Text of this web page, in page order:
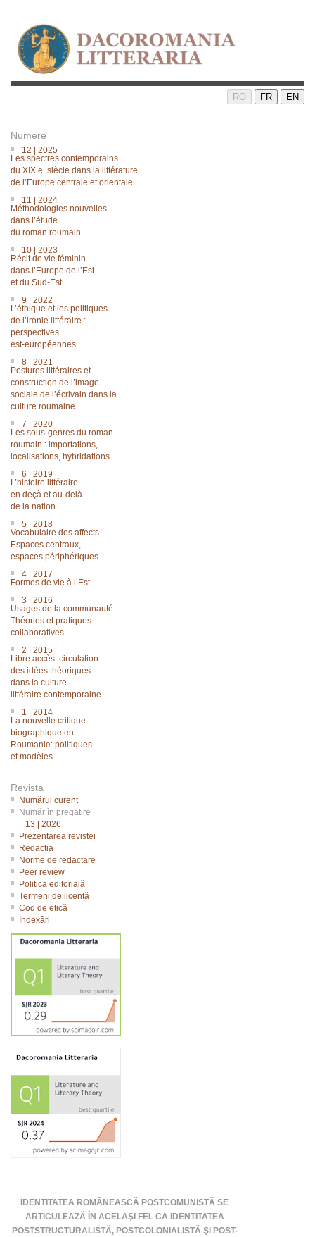
RO FR EN
Numere
12 | 2025
Les spectres contemporains
du XIX e siècle dans la littérature
de lʼEurope centrale et orientale
11 | 2024
Méthodologies nouvelles
dans lʼétude
du roman roumain
10 | 2023
Récit de vie féminin
dans l’Europe de l’Est
et du Sud-Est
9 | 2022
L’éthique et les politiques
de l’ironie littéraire :
perspectives
est-européennes
8 | 2021
Postures littéraires et
construction de l’image
sociale de l’écrivain dans la
culture roumaine
7 | 2020
Les sous-genres du roman
roumain : importations,
localisations, hybridations
6 | 2019
L’histoire littéraire
en deçà et au-delà
de la nation
5 | 2018
Vocabulaire des affects.
Espaces centraux,
espaces périphériques
4 | 2017
Formes de vie à l’Est
3 | 2016
Usages de la communauté.
Théories et pratiques
collaboratives
2 | 2015
Libre accès: circulation
des idées théoriques
dans la culture
littéraire contemporaine
1 | 2014
La nouvelle critique
biographique en
Roumanie: politiques
et modèles
Revista
Numărul curent
Număr în pregătire
13 | 2026
Prezentarea revistei
Redacția
Norme de redactare
Peer review
Politica editorială
Termeni de licență
Cod de etică
Indexări
IDENTITATEA ROMÂNEASCĂ POSTCOMUNISTĂ SE
ARTICULEAZĂ ÎN ACELAŞI FEL CA IDENTITATEA
POSTSTRUCTURALISTĂ, POSTCOLONIALISTĂ ŞI POST-